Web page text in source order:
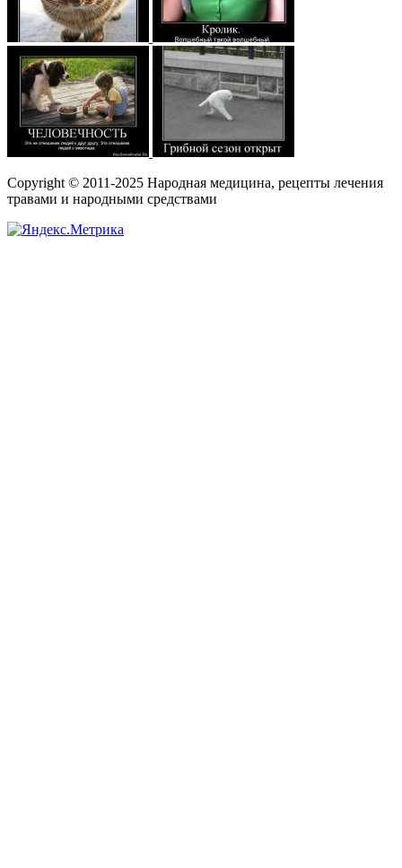
Copyright © 2011-2025 Народная медицина, рецепты лечения
травами и народными средствами